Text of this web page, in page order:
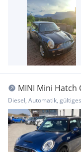
MINI Mini Hatch
Diesel, Automatik,